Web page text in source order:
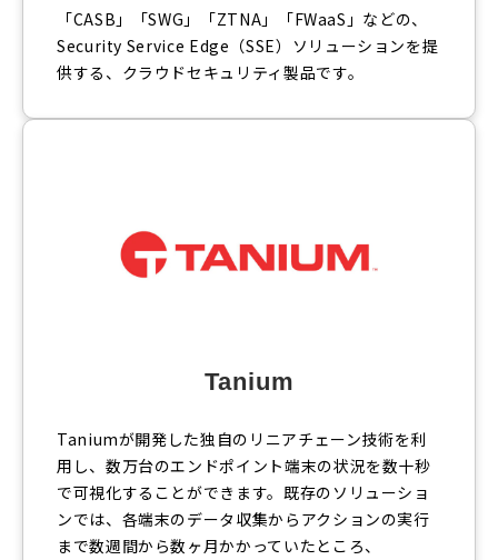
「CASB」「SWG」「ZTNA」「FWaaS」などの、
Security Service Edge（SSE）ソリューションを提
供する、クラウドセキュリティ製品です。
Tanium
Taniumが開発した独自のリニアチェーン技術を利
用し、数万台のエンドポイント端末の状況を数十秒
で可視化することができます。既存のソリューショ
ンでは、各端末のデータ収集からアクションの実行
まで数週間から数ヶ月かかっていたところ、